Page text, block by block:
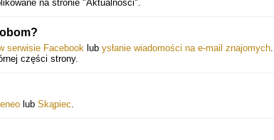
na stronie "Aktualności".
serwisie Facebook lub ysłanie wiadomości na e-mail znajomych.
części strony.
lub Skąpiec.